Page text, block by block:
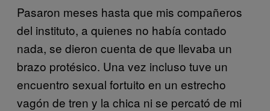
Pasaron meses hasta que mis compañeros
del instituto, a quienes no había contado
nada, se dieron cuenta de que llevaba un
brazo protésico. Una vez incluso tuve un
encuentro sexual fortuito en un estrecho
vagón de tren y la chica ni se percató de mi